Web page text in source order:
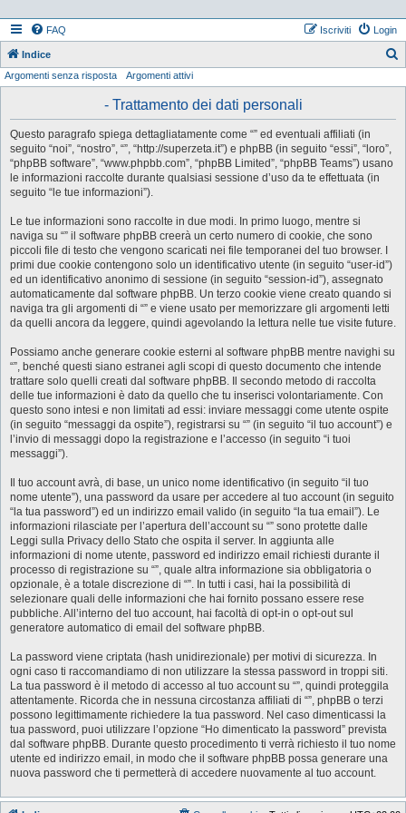
FAQ Login
Iscriviti
Indice
Argomenti senza risposta Argomenti attivi
- Trattamento dei dati personali
Questo paragrafo spiega dettagliatamente come “” ed eventuali affiliati (in
seguito “noi”, “nostro”, “”, “http://superzeta.it”) e phpBB (in seguito “essi”, “loro”,
“phpBB software”, “www.phpbb.com”, “phpBB Limited”, “phpBB Teams”) usano
le informazioni raccolte durante qualsiasi sessione d’uso da te effettuata (in
seguito “le tue informazioni”).
Le tue informazioni sono raccolte in due modi. In primo luogo, mentre si
naviga su “” il software phpBB creerà un certo numero di cookie, che sono
piccoli file di testo che vengono scaricati nei file temporanei del tuo browser. I
primi due cookie contengono solo un identificativo utente (in seguito “user-id”)
ed un identificativo anonimo di sessione (in seguito “session-id”), assegnato
automaticamente dal software phpBB. Un terzo cookie viene creato quando si
naviga tra gli argomenti di “” e viene usato per memorizzare gli argomenti letti
da quelli ancora da leggere, quindi agevolando la lettura nelle tue visite future.
Possiamo anche generare cookie esterni al software phpBB mentre navighi su
“”, benché questi siano estranei agli scopi di questo documento che intende
trattare solo quelli creati dal software phpBB. Il secondo metodo di raccolta
delle tue informazioni è dato da quello che tu inserisci volontariamente. Con
questo sono intesi e non limitati ad essi: inviare messaggi come utente ospite
(in seguito “messaggi da ospite”), registrarsi su “” (in seguito “il tuo account”) e
l’invio di messaggi dopo la registrazione e l’accesso (in seguito “i tuoi
messaggi”).
Il tuo account avrà, di base, un unico nome identificativo (in seguito “il tuo
nome utente”), una password da usare per accedere al tuo account (in seguito
“la tua password”) ed un indirizzo email valido (in seguito “la tua email”). Le
informazioni rilasciate per l’apertura dell’account su “” sono protette dalle
Leggi sulla Privacy dello Stato che ospita il server. In aggiunta alle
informazioni di nome utente, password ed indirizzo email richiesti durante il
processo di registrazione su “”, quale altra informazione sia obbligatoria o
opzionale, è a totale discrezione di “”. In tutti i casi, hai la possibilità di
selezionare quali delle informazioni che hai fornito possano essere rese
pubbliche. All’interno del tuo account, hai facoltà di opt-in o opt-out sul
generatore automatico di email del software phpBB.
La password viene criptata (hash unidirezionale) per motivi di sicurezza. In
ogni caso ti raccomandiamo di non utilizzare la stessa password in troppi siti.
La tua password è il metodo di accesso al tuo account su “”, quindi proteggila
attentamente. Ricorda che in nessuna circostanza affiliati di “”, phpBB o terzi
possono legittimamente richiedere la tua password. Nel caso dimenticassi la
tua password, puoi utilizzare l’opzione “Ho dimenticato la password” prevista
dal software phpBB. Durante questo procedimento ti verrà richiesto il tuo nome
utente ed indirizzo email, in modo che il software phpBB possa generare una
nuova password che ti permetterà di accedere nuovamente al tuo account.